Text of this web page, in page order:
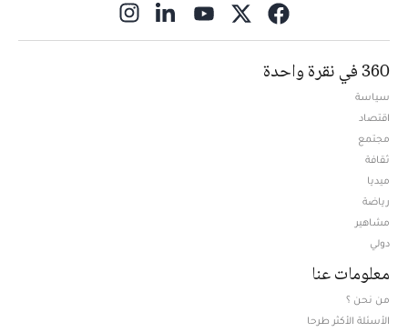
360 في نقرة واحدة
سياسة
اقتصاد
مجتمع
ثقافة
ميديا
رياضة
مشاهير
دولي
معلومات عنا
من نحن ؟
الأسئلة الأكثر طرحا